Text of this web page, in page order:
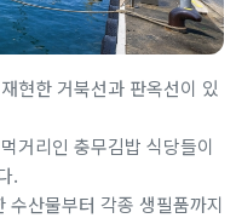
현한 거북선과 판옥선이 있
거리인 충무김밥 식당들이
.
산물부터 각종 생필품까지